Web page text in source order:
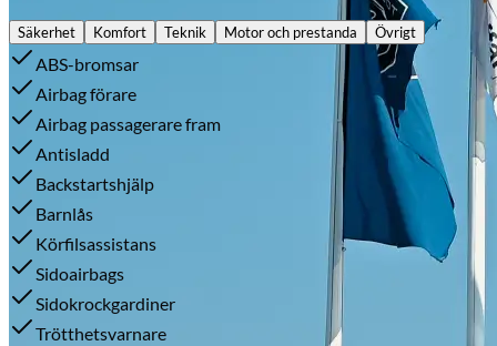
Skadeverkstad
Säkerhet Komfort Teknik Motor och prestanda Övrigt
ABS-bromsar
Airbag förare
Airbag passagerare fram
Antisladd
Backstartshjälp
Barnlås
Körfilsassistans
Sidoairbags
Sidokrockgardiner
Trötthetsvarnare